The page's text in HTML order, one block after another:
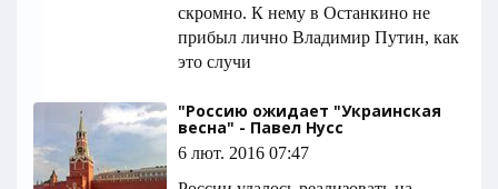
скромно. К нему в Останкино не
прибыл лично Владимир Путин, как
это случи
"Россию ожидает "Украинская
весна" - Павел Нусс
6 лют. 2016 07:47